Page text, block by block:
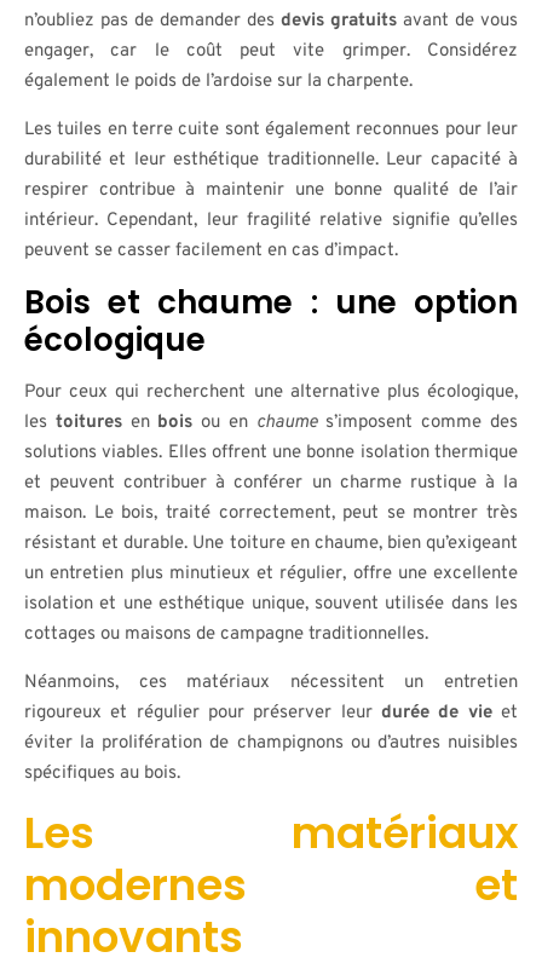
n’oubliez pas de demander des devis gratuits avant de vous
engager, car le coût peut vite grimper. Considérez
également le poids de l’ardoise sur la charpente.
Les tuiles en terre cuite sont également reconnues pour leur
durabilité et leur esthétique traditionnelle. Leur capacité à
respirer contribue à maintenir une bonne qualité de l’air
intérieur. Cependant, leur fragilité relative signifie qu’elles
peuvent se casser facilement en cas d’impact.
Bois et chaume : une option
écologique
Pour ceux qui recherchent une alternative plus écologique,
les toituresen bois ou en chaumes’imposent comme des
solutions viables. Elles offrent une bonne isolation thermique
et peuvent contribuer à conférer un charme rustique à la
maison. Le bois, traité correctement, peut se montrer très
résistant et durable. Une toiture en chaume, bien qu’exigeant
un entretien plus minutieux et régulier, offre une excellente
isolation et une esthétique unique, souvent utilisée dans les
cottages ou maisons de campagne traditionnelles.
Néanmoins, ces matériaux nécessitent un entretien
rigoureux et régulier pour préserver leur durée de vieet
éviter la prolifération de champignons ou d’autres nuisibles
spécifiques au bois.
Les matériaux
modernes et
innovants